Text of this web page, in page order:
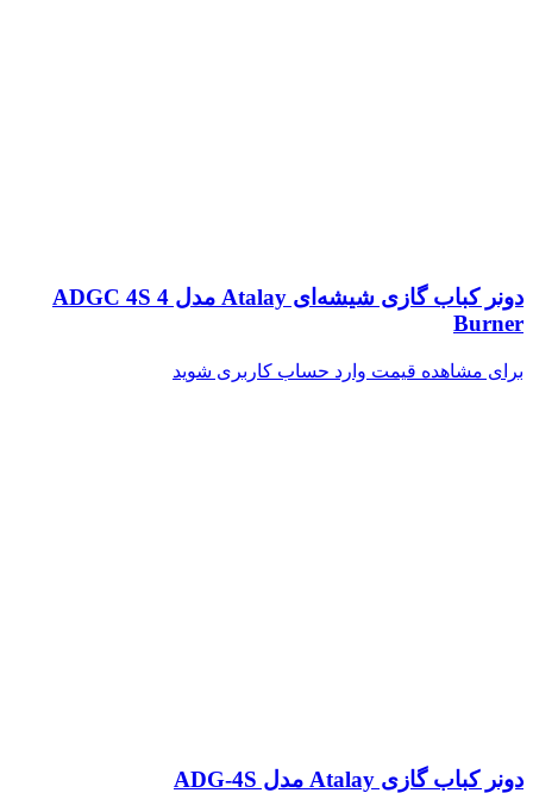
دونر کباب گازی شیشه‌ای Atalay مدل ADGC 4S 4
Burner
برای مشاهده قیمت وارد حساب کاربری شوید
دونر کباب گازی Atalay مدل ADG-4S